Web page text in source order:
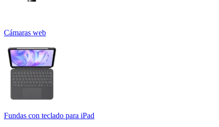
Cámaras web
Fundas con teclado para iPad